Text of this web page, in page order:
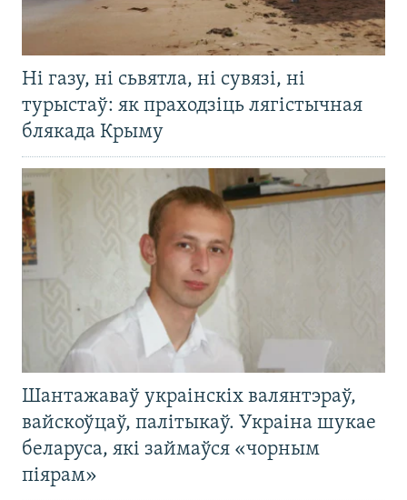
Ні газу, ні сьвятла, ні сувязі, ні
турыстаў: як праходзіць лягістычная
блякада Крыму
Шантажаваў украінскіх валянтэраў,
вайскоўцаў, палітыкаў. Украіна шукае
беларуса, які займаўся «чорным
піярам»